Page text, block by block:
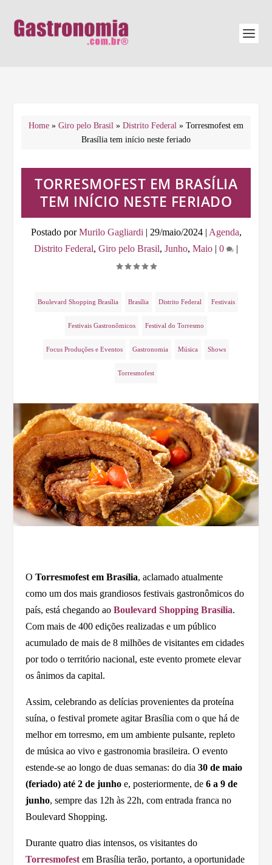
Home » Giro pelo Brasil » Distrito Federal » Torresmofest em
Brasília tem início neste feriado
TORRESMOFEST EM BRASÍLIA
TEM INÍCIO NESTE FERIADO
Postado porMurilo Gagliardi | 29/maio/2024| Agenda,
Distrito Federal, Giro pelo Brasil, Junho, Maio | 0 |
Boulevard Shopping Brasília Brasília Distrito Federal Festivais
Festivais Gastronômicos Festival do Torresmo
Focus Produções e Eventos Gastronomia Música Shows
Torresmofest
OTorresmofest em Brasília, aclamado atualmente
como um dos mais grandiosos festivais gastronômicos do
país, está chegando aoBoulevard Shopping Brasília.
Com mais de 400 edições realizadas e um público
acumulado de mais de 8 milhões de visitantes em cidades
por todo o território nacional, este evento promete elevar
os ânimos da capital.
Assim, celebrando as delícias provenientes da proteína
suína, o festival promete agitar Brasília com o que há de
melhor em torresmo, em um ambiente pulsante, repleto
de música ao vivo e gastronomia brasileira. O evento
estende-se ao longo de duas semanas: do dia30 de maio
(feriado) até 2 de junho e, posteriormente, de6 a 9 de
junho, sempre das 12h às 22h, com entrada franca no
Boulevard Shopping.
Durante quatro dias intensos, os visitantes do
Torresmofest em Brasília terão, portanto, a oportunidade